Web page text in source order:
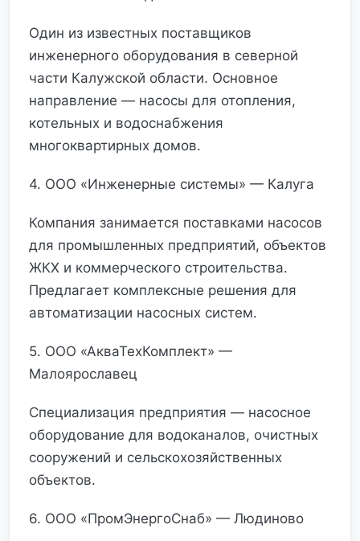
Один из известных поставщиков
инженерного оборудования в северной
части Калужской области. Основное
направление — насосы для отопления,
котельных и водоснабжения
многоквартирных домов.
4. ООО «Инженерные системы» — Калуга
Компания занимается поставками насосов
для промышленных предприятий, объектов
ЖКХ и коммерческого строительства.
Предлагает комплексные решения для
автоматизации насосных систем.
5. ООО «АкваТехКомплект» —
Малоярославец
Специализация предприятия — насосное
оборудование для водоканалов, очистных
сооружений и сельскохозяйственных
объектов.
6. ООО «ПромЭнергоСнаб» — Людиново